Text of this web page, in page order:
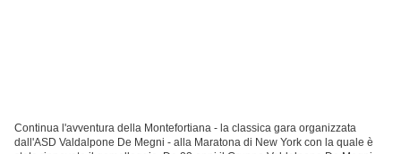
Continua l'avventura della Montefortiana - la classica gara organizzata
dall'ASD Valdalpone De Megni - alla Maratona di New York con la quale è